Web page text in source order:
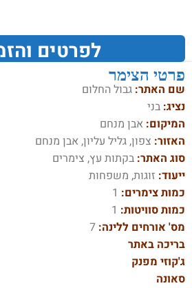
לפרטים
פרטי הצימר
שם האתר: גבול החלום
נציג: בני
המיקום: אבן מנחם
האזור: צפון, גליל עליון, אבן מנחם
סוג האתר: בקתות עץ, צימרים
ייעוד: זוגות, משפחות
כמות צימרים: 1
כמות סוויטות: 1
מס' אורחים ללינה: 7
בריכה באתר
ג'קוזי מפנק
סאונה